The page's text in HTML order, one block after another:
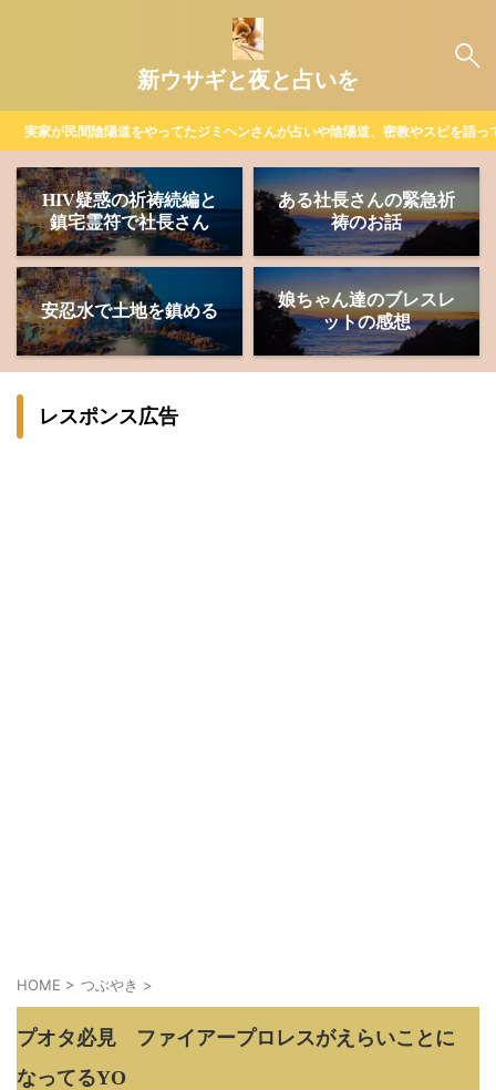
新ウサギと夜と占いを
実家が民間陰陽道をやってたジミヘンさんが占いや陰陽道、密教やスピを語
HIV疑惑の祈祷続編と
鎮宅霊符で社長さん
ある社長さんの緊急祈
祷のお話
安忍水で土地を鎮める
娘ちゃん達のブレスレ
ットの感想
レスポンス広告
HOME > つぶやき >
プオタ必見 ファイアープロレスがえらいことに
なってるYO